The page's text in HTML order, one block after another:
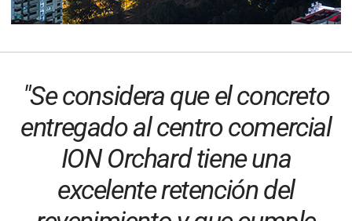
"Se considera que el concreto
entregado al centro comercial
ION Orchard tiene una
excelente retención del